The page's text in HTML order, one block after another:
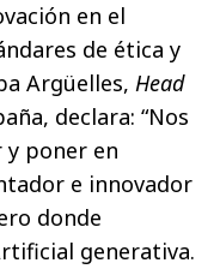
en el
de ética y
Argüelles, Head
declara: “Nos
y poner en
e innovador
donde
generativa.